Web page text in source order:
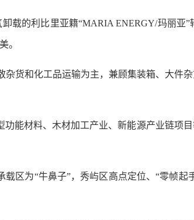
的利比里亚籍“MARIA ENERGY/玛丽亚”
。
和化工品运输为主，兼顾集装箱、大件
材料、木材加工产业、新能源产业链项
为“牛鼻子”，秀屿区高点定位、“零帧起